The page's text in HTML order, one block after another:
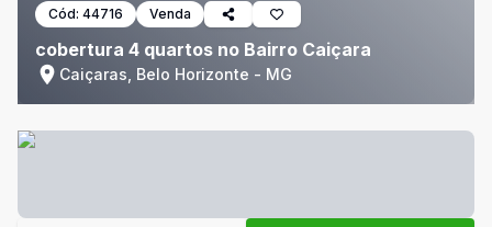
Cód: 44716 Venda
cobertura 4 quartos no Bairro Caiçara
Caiçaras, Belo Horizonte - MG